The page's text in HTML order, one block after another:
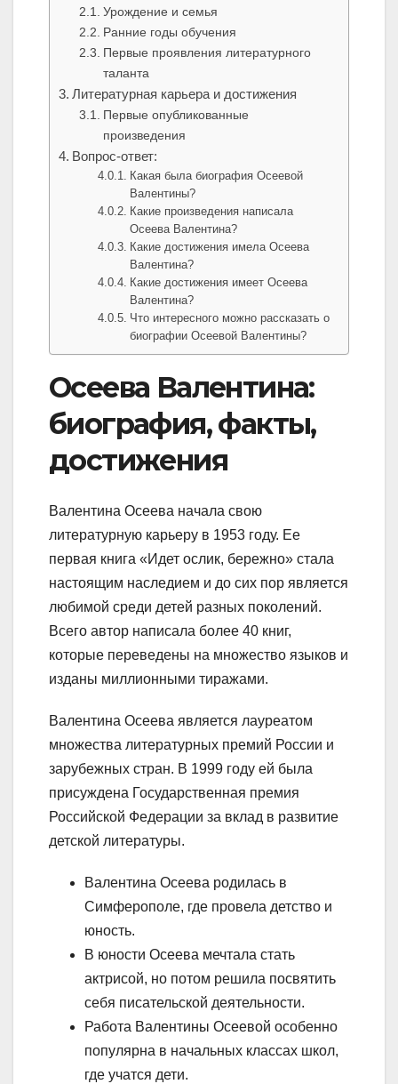
Урождение и семья
Ранние годы обучения
Первые проявления литературного
таланта
Литературная карьера и достижения
Первые опубликованные
произведения
Вопрос-ответ:
Какая была биография Осеевой
Валентины?
Какие произведения написала
Осеева Валентина?
Какие достижения имела Осеева
Валентина?
Какие достижения имеет Осеева
Валентина?
Что интересного можно рассказать о
биографии Осеевой Валентины?
Осеева Валентина:
биография, факты,
достижения
Валентина Осеева начала свою
литературную карьеру в 1953 году. Ее
первая книга «Идет ослик, бережно» стала
настоящим наследием и до сих пор является
любимой среди детей разных поколений.
Всего автор написала более 40 книг,
которые переведены на множество языков и
изданы миллионными тиражами.
Валентина Осеева является лауреатом
множества литературных премий России и
зарубежных стран. В 1999 году ей была
присуждена Государственная премия
Российской Федерации за вклад в развитие
детской литературы.
Валентина Осеева родилась в
Симферополе, где провела детство и
юность.
В юности Осеева мечтала стать
актрисой, но потом решила посвятить
себя писательской деятельности.
Работа Валентины Осеевой особенно
популярна в начальных классах школ,
где учатся дети.